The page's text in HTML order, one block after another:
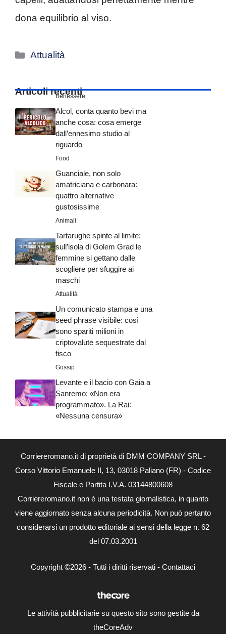
dona equilibrio al viso.
Categorie
Attualità
Articoli recenti
Benessere
Alcol, conta quanto bevi ma
anche cosa: cosa emerge
dall’ennesimo studio al
riguardo
Food
Guanciale, non solo
amatriciana e carbonara:
quattro alternative
gustosissime
Animali
Tartarughe spinte al limite:
sull’isola di Golem Grad le
femmine si gettano dalle
scogliere per sfuggire ai
maschi
Attualità
Un comunicato stampa e una
seed phrase visibile: così
sono spariti milioni in
criptovalute sequestrate dal
fisco
Gossip
Levante e il bacio con Gaia a
Sanremo: «Non era
programmato». La Rai:
«Nessuna censura»
Corriereromano.it di proprietà di DMM COMPANY SRL -
Corso Vittorio Emanuele II, 13, 03018 Paliano (FR) - Codice
Fiscale e Partita I.V.A. 03144800608
Corriereromano.it non è una testata giornalistica, in quanto
viene aggiornato senza alcuna periodicità. Non può pertanto
considerarsi un prodotto editoriale ai sensi della legge n. 62
del 07.03.2001
Copyright ©2026 - Tutti i diritti riservati - Contattaci
Le attività pubblicitarie su questo sito sono gestite da
theCoreAdv